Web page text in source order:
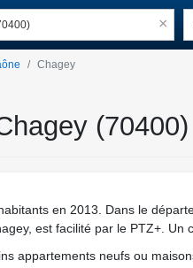
×
Chagey
en 2013. Dans le
est facilité par le PTZ+.
appartements neufs ou